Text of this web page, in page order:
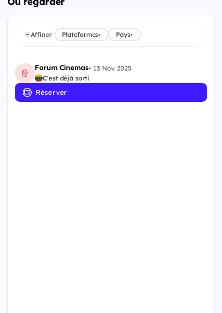
Affiner Plateformes▾ Pays▾
Forum Cinemas• 13 Nov. 2025
C'est déjà sorti
Réserver